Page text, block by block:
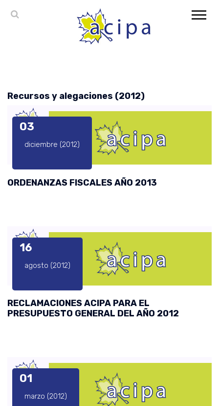
Recursos y alegaciones (2012)
03
diciembre (2012)
ORDENANZAS FISCALES AÑO 2013
16
agosto (2012)
RECLAMACIONES ACIPA PARA EL
PRESUPUESTO GENERAL DEL AÑO 2012
01
marzo (2012)